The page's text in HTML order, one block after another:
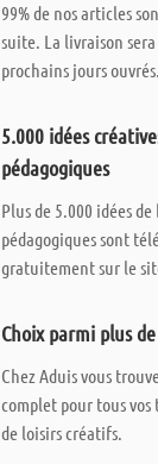
99% de nos articles
suite. La livraison
prochains jours ouvrés.
5.000 idées
pédagogiques
Plus de 5.000 idées
pédagogiques sont
gratuitement sur le
Choix parmi plus
Chez Aduis vous
complet pour tous
de loisirs créatifs.